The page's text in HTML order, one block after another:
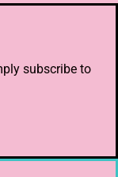
subscribe to